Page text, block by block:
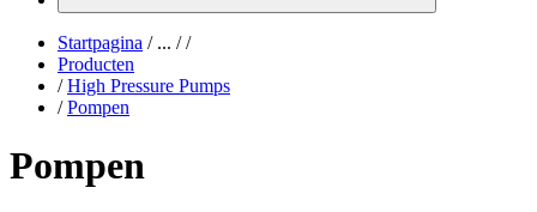
Startpagina /... / /
Producten
/ High Pressure Pumps
/ Pompen
Pompen